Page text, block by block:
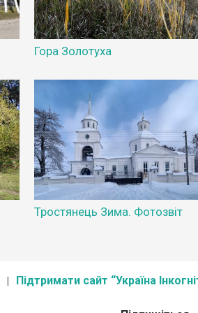
Гора Золотуха
Тростянець Зима. Фотозвіт
Підтримати сайт “Україна